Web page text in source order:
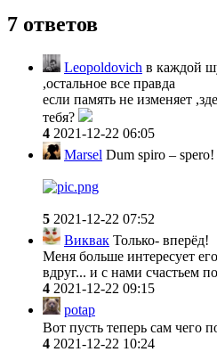
7 ответов
Leopoldovich в каждой
,остальное все правда
если память не изменяет
тебя?
4 2021-12-22 06:05
Marsel Dum spiro – spero!
5 2021-12-22 07:52
Виквак Только- вперёд!
Меня больше интересует
вдруг... и с нами счастьем
4 2021-12-22 09:15
potap
Вот пусть теперь сам чего
4 2021-12-22 10:24